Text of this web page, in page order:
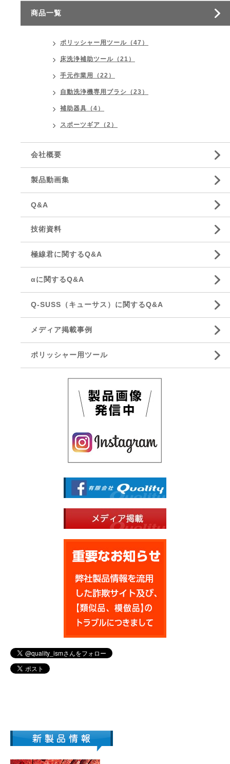
商品一覧
ポリッシャー用ツール（47）
床洗浄補助ツール（21）
手元作業用（22）
自動洗浄機専用ブラシ（23）
補助器具（4）
スポーツギア（2）
会社概要
製品動画集
Q&A
技術資料
極線君に関するQ&A
αに関するQ&A
Q-SUSS（キューサス）に関するQ&A
メディア掲載事例
ポリッシャー用ツール